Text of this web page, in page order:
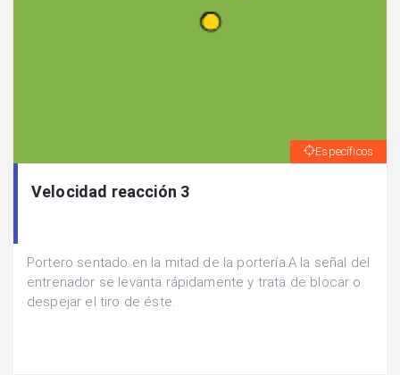
Específicos
Velocidad reacción 3
Portero sentado en la mitad de la portería.A la señal del
entrenador se levanta rápidamente y trata de blocar o
despejar el tiro de éste.